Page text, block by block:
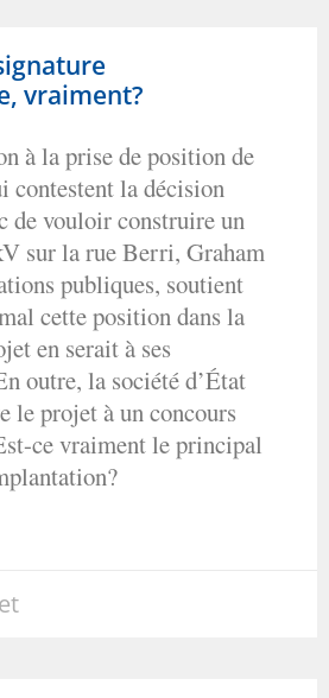
vraiment?
à la prise de position de
contestent la décision
de vouloir construire un
sur la rue Berri, Graham
publiques, soutient
cette position dans la
en serait à ses
outre, la société d’État
le projet à un concours
ce vraiment le principal